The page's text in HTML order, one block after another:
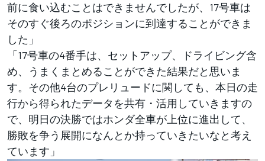
前に食い込むことはできませんでしたが、17号車は
そのすぐ後ろのポジションに到達することができま
した」
「17号車の4番手は、セットアップ、ドライビング含
め、うまくまとめることができた結果だと思いま
す。その他4台のプレリュードに関しても、本日の走
行から得られたデータを共有・活用していきますの
で、明日の決勝ではホンダ全車が上位に進出して、
勝敗を争う展開になんとか持っていきたいなと考え
ています」